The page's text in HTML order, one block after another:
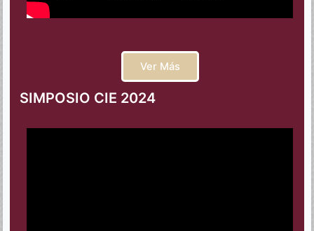
Ver Más
SIMPOSIO CIE 2024